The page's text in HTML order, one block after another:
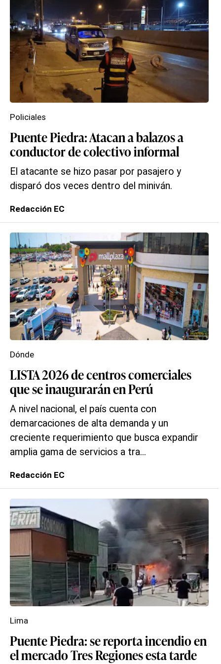
Puente Piedra: Atacan a balazos a
conductor de colectivo informal
El atacante se hizo pasar por pasajero y
disparó dos veces dentro del miniván.
Policiales
Redacción EC
LISTA 2026 de centros comerciales
que se inaugurarán en Perú
A nivel nacional, el país cuenta con
demarcaciones de alta demanda y un
creciente requerimiento que busca expandir
amplia gama de servicios a tra...
Dónde
Redacción EC
Puente Piedra: se reporta incendio en
el mercado Tres Regiones esta tarde
Lima